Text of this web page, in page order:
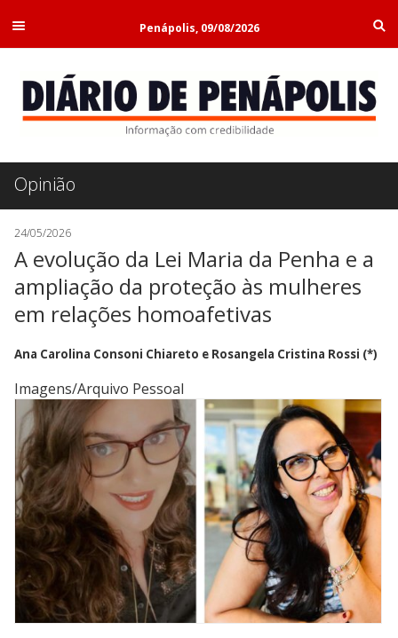
Penápolis, 09/08/2026
Opinião
24/05/2026
A evolução da Lei Maria da Penha e a
ampliação da proteção às mulheres
em relações homoafetivas
Ana Carolina Consoni Chiareto e Rosangela Cristina Rossi (*)
Imagens/Arquivo Pessoal